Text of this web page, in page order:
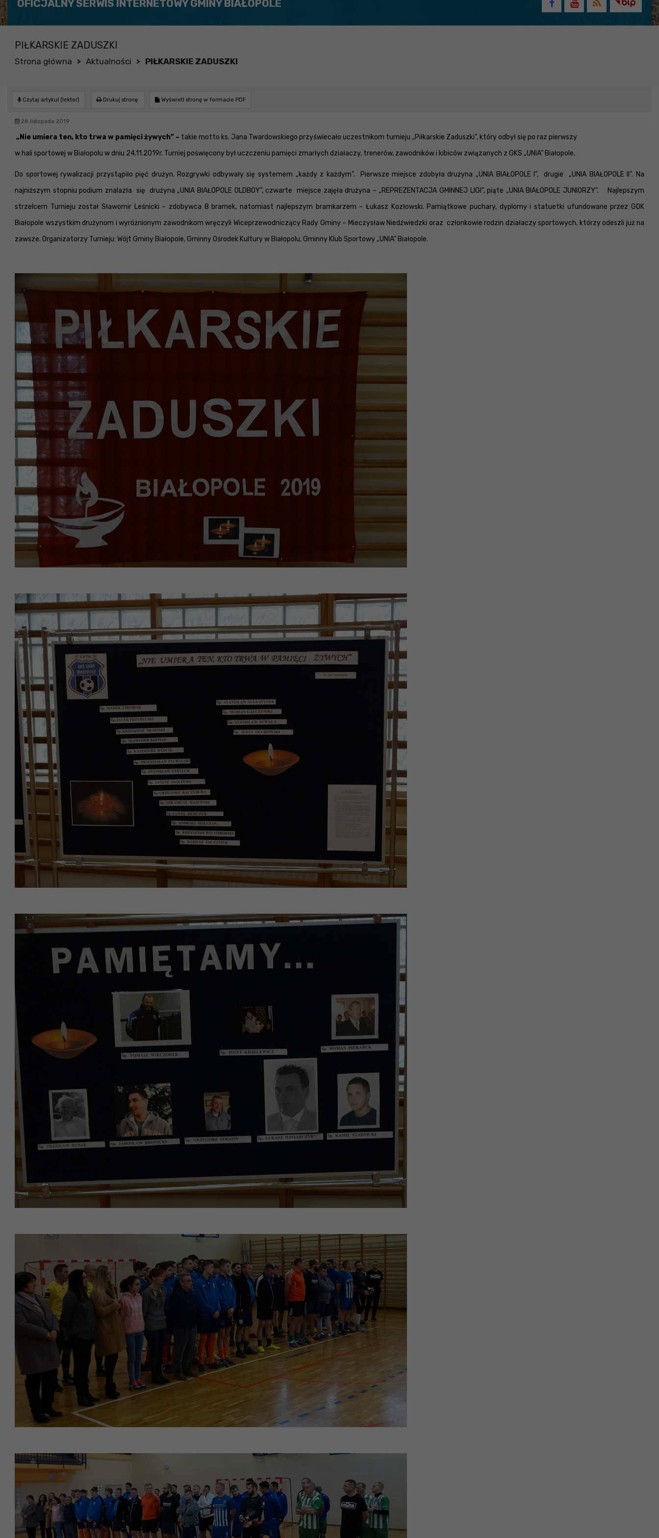
OFICJALNY SERWIS INTERNETOWY GMINY BIAŁOPOLE
PIŁKARSKIE ZADUSZKI
Strona główna > Aktualności > PIŁKARSKIE ZADUSZKI
Czytaj artykuł (lektor) Drukuj stronę Wyświetl stronę w formacie PDF
28 listopada 2019
„Nie umiera ten, kto trwa w pamięci żywych” – takie motto ks. Jana Twardowskiego przyświecało uczestnikom turnieju „Piłkarskie Zaduszki”, który odbył się po raz pierwszy
w hali sportowej w Białopolu w dniu 24.11.2019r. Turniej poświęcony był uczczeniu pamięci zmarłych działaczy, trenerów, zawodników i kibiców związanych z GKS „UNIA” Białopole.
Do sportowej rywalizacji przystąpiło pięć drużyn. Rozgrywki odbywały się systemem „każdy z każdym”. Pierwsze miejsce zdobyła drużyna „UNIA BIAŁOPOLE I”, drugie „UNIA BIAŁOPOLE II”. Na
najniższym stopniu podium znalazła się drużyna „UNIA BIAŁOPOLE OLDBOY”, czwarte miejsce zajęła drużyna – „REPREZENTACJA GMINNEJ LIGI”, piąte „UNIA BIAŁOPOLE JUNIORZY”. Najlepszym
strzelcem Turnieju został Sławomir Leśnicki – zdobywca 8 bramek, natomiast najlepszym bramkarzem – Łukasz Kozłowski. Pamiątkowe puchary, dyplomy i statuetki ufundowane przez GOK
Białopole wszystkim drużynom i wyróżnionym zawodnikom wręczyli Wiceprzewodniczący Rady Gminy – Mieczysław Niedźwiedzki oraz członkowie rodzin działaczy sportowych, którzy odeszli już na
zawsze. Organizatorzy Turnieju: Wójt Gminy Białopole, Gminny Ośrodek Kultury w Białopolu, Gminny Klub Sportowy „UNIA” Białopole.